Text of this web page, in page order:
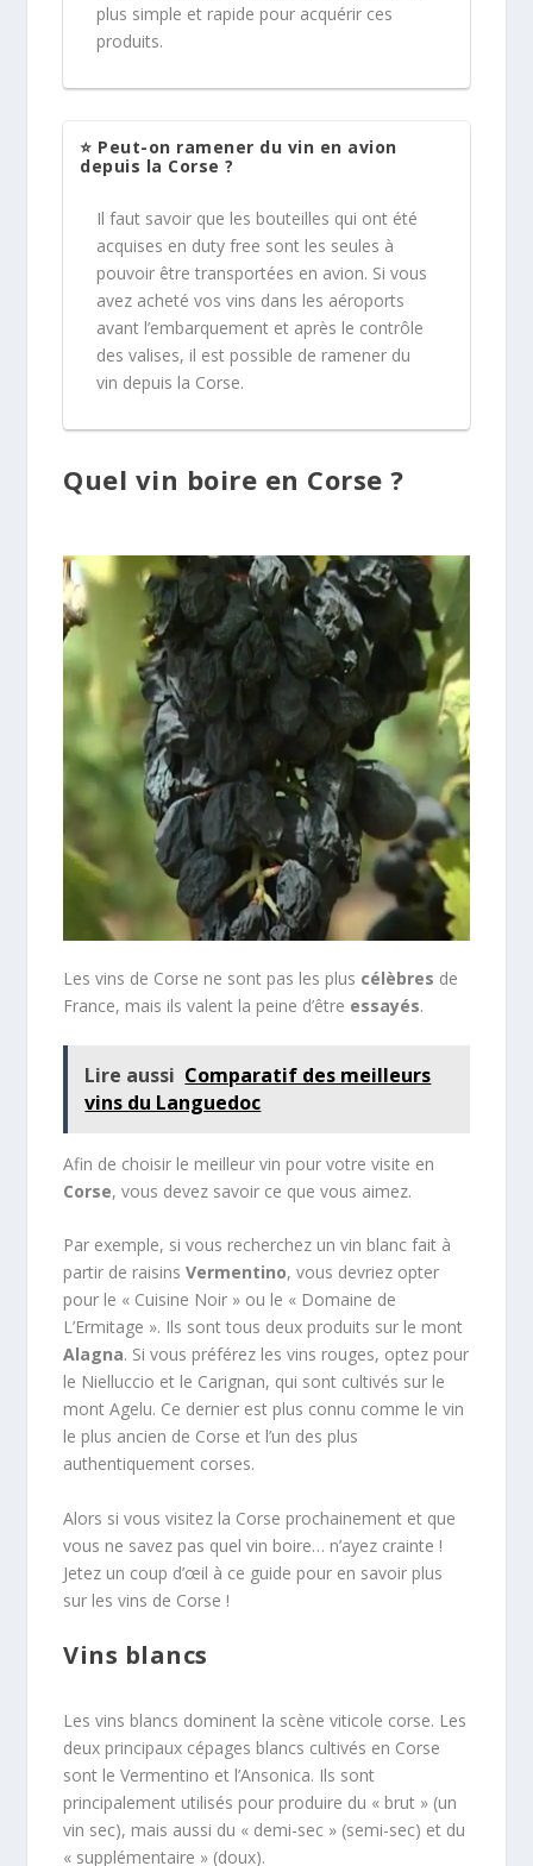
plus simple et rapide pour acquérir ces
produits.
⭐ Peut-on ramener du vin en avion
depuis la Corse ?
Il faut savoir que les bouteilles qui ont été
acquises en duty free sont les seules à
pouvoir être transportées en avion. Si vous
avez acheté vos vins dans les aéroports
avant l’embarquement et après le contrôle
des valises, il est possible de ramener du
vin depuis la Corse.
Quel vin boire en Corse ?
Les vins de Corse ne sont pas les plus célèbres de
France, mais ils valent la peine d’être essayés.
Lire aussi Comparatif des meilleurs
vins du Languedoc
Afin de choisir le meilleur vin pour votre visite en
Corse, vous devez savoir ce que vous aimez.
Par exemple, si vous recherchez un vin blanc fait à
partir de raisinsVermentino, vous devriez opter
pour le « Cuisine Noir » ou le « Domaine de
L’Ermitage ». Ils sont tous deux produits sur le mont
Alagna. Si vous préférez les vins rouges, optez pour
le Nielluccio et le Carignan, qui sont cultivés sur le
mont Agelu. Ce dernier est plus connu comme le vin
le plus ancien de Corse et l’un des plus
authentiquement corses.
Alors si vous visitez la Corse prochainement et que
vous ne savez pas quel vin boire… n’ayez crainte !
Jetez un coup d’œil à ce guide pour en savoir plus
sur les vins de Corse !
Vins blancs
Les vins blancs dominent la scène viticole corse. Les
deux principaux cépages blancs cultivés en Corse
sont le Vermentino et l’Ansonica. Ils sont
principalement utilisés pour produire du « brut » (un
vin sec), mais aussi du « demi-sec » (semi-sec) et du
« supplémentaire » (doux).